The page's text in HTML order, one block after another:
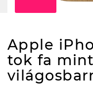
Apple
tok fa